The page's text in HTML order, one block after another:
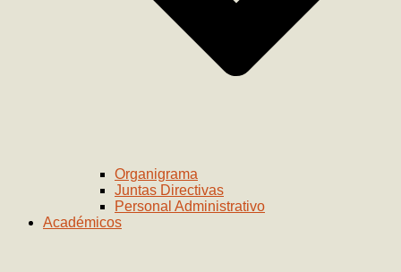
Organigrama
Juntas Directivas
Personal Administrativo
Académicos